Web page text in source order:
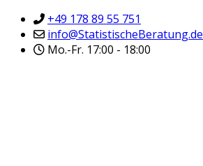
+49 178 89 55 751
info@StatistischeBeratung.de
Mo.-Fr. 17:00 - 18:00